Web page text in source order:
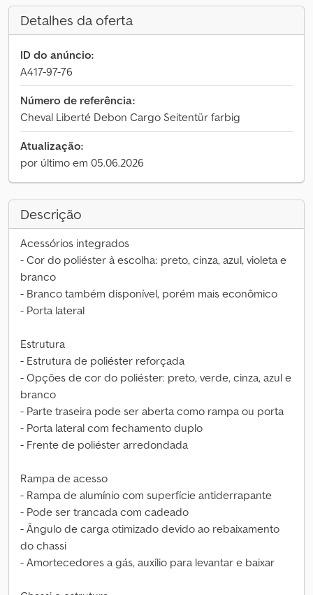
Detalhes da oferta
ID do anúncio:
A417-97-76
Número de referência:
Cheval Liberté Debon Cargo Seitentür farbig
Atualização:
por último em 05.06.2026
Descrição
Acessórios integrados
- Cor do poliéster à escolha: preto, cinza, azul, violeta e
branco
- Branco também disponível, porém mais econômico
- Porta lateral
Estrutura
- Estrutura de poliéster reforçada
- Opções de cor do poliéster: preto, verde, cinza, azul e
branco
- Parte traseira pode ser aberta como rampa ou porta
- Porta lateral com fechamento duplo
- Frente de poliéster arredondada
Rampa de acesso
- Rampa de alumínio com superfície antiderrapante
- Pode ser trancada com cadeado
- Ângulo de carga otimizado devido ao rebaixamento
do chassi
- Amortecedores a gás, auxílio para levantar e baixar